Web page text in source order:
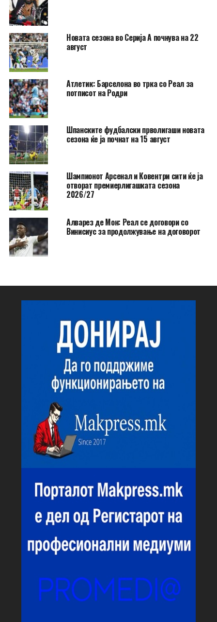
Новата сезона во Серија А почнува на 22
август
Атлетик: Барселона во трка со Реал за
потписот на Родри
Шпанските фудбалски прволигаши новата
сезона ќе ја почнат на 15 август
Шампионот Арсенал и Ковентри сити ќе ја
отворат премиерлигашката сезона
2026/27
Алварез де Мон: Реал се договори со
Винисиус за продолжување на договорот